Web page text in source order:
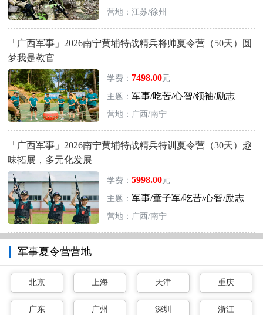
营地：江苏/徐州
「广西军事」2026南宁黄埔特战精兵将帅夏令营（50天）圆
梦我是教官
学费： 7498.00元
主题： 军事/吃苦/心智/领袖/励志
营地：广西/南宁
「广西军事」2026南宁黄埔特战精兵特训夏令营（30天）趣
味拓展，多元化发展
学费： 5998.00元
主题： 军事/童子军/吃苦/心智/励志
营地：广西/南宁
军事夏令营营地
北京 上海 天津 重庆
广东 广州 深圳 浙江